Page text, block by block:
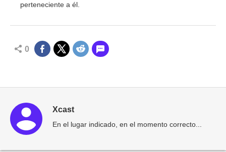
perteneciente a él.
0
Xcast
En el lugar indicado, en el momento correcto...